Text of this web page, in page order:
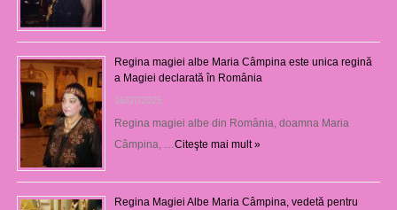
Regina magiei albe Maria Câmpina este unica regină
a Magiei declarată în România
16/07/2025
Regina magiei albe din România, doamna Maria
Câmpina, … Citeşte mai mult »
Regina Magiei Albe Maria Câmpina, vedetă pentru